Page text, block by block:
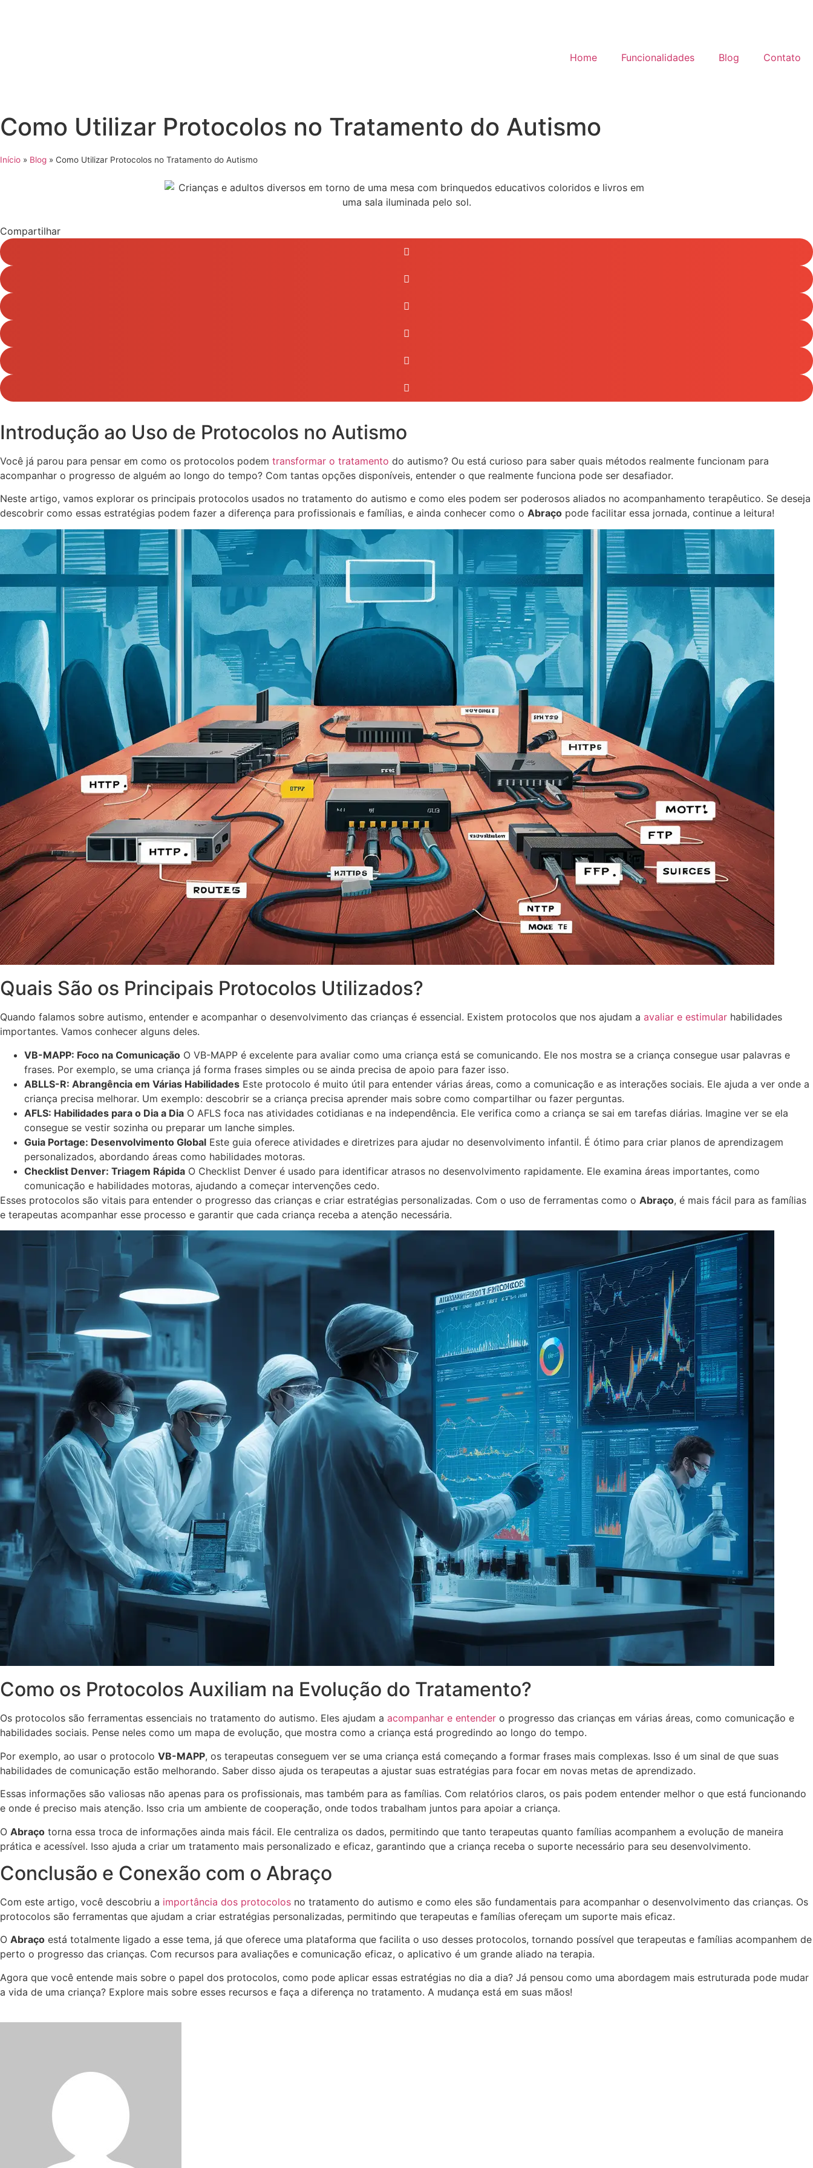
Home Funcionalidades Blog Contato
Como Utilizar Protocolos no Tratamento do Autismo
Início » Blog » Como Utilizar Protocolos no Tratamento do Autismo
Compartilhar
Introdução ao Uso de Protocolos no Autismo
Você já parou para pensar em como os protocolos podem transformar o tratamento do autismo? Ou está curioso para saber quais métodos realmente funcionam para
acompanhar o progresso de alguém ao longo do tempo? Com tantas opções disponíveis, entender o que realmente funciona pode ser desafiador.
Neste artigo, vamos explorar os principais protocolos usados no tratamento do autismo e como eles podem ser poderosos aliados no acompanhamento terapêutico. Se deseja
descobrir como essas estratégias podem fazer a diferença para profissionais e famílias, e ainda conhecer como o Abraço pode facilitar essa jornada, continue a leitura!
Quais São os Principais Protocolos Utilizados?
Quando falamos sobre autismo, entender e acompanhar o desenvolvimento das crianças é essencial. Existem protocolos que nos ajudam a avaliar e estimular habilidades
importantes. Vamos conhecer alguns deles.
VB-MAPP: Foco na Comunicação O VB-MAPP é excelente para avaliar como uma criança está se comunicando. Ele nos mostra se a criança consegue usar palavras e
frases. Por exemplo, se uma criança já forma frases simples ou se ainda precisa de apoio para fazer isso.
ABLLS-R: Abrangência em Várias Habilidades Este protocolo é muito útil para entender várias áreas, como a comunicação e as interações sociais. Ele ajuda a ver onde a
criança precisa melhorar. Um exemplo: descobrir se a criança precisa aprender mais sobre como compartilhar ou fazer perguntas.
AFLS: Habilidades para o Dia a Dia O AFLS foca nas atividades cotidianas e na independência. Ele verifica como a criança se sai em tarefas diárias. Imagine ver se ela
consegue se vestir sozinha ou preparar um lanche simples.
Guia Portage: Desenvolvimento Global Este guia oferece atividades e diretrizes para ajudar no desenvolvimento infantil. É ótimo para criar planos de aprendizagem
personalizados, abordando áreas como habilidades motoras.
Checklist Denver: Triagem Rápida O Checklist Denver é usado para identificar atrasos no desenvolvimento rapidamente. Ele examina áreas importantes, como
comunicação e habilidades motoras, ajudando a começar intervenções cedo.
Esses protocolos são vitais para entender o progresso das crianças e criar estratégias personalizadas. Com o uso de ferramentas como o Abraço, é mais fácil para as famílias
e terapeutas acompanhar esse processo e garantir que cada criança receba a atenção necessária.
Como os Protocolos Auxiliam na Evolução do Tratamento?
Os protocolos são ferramentas essenciais no tratamento do autismo. Eles ajudam a acompanhar e entender o progresso das crianças em várias áreas, como comunicação e
habilidades sociais. Pense neles como um mapa de evolução, que mostra como a criança está progredindo ao longo do tempo.
Por exemplo, ao usar o protocolo VB-MAPP, os terapeutas conseguem ver se uma criança está começando a formar frases mais complexas. Isso é um sinal de que suas
habilidades de comunicação estão melhorando. Saber disso ajuda os terapeutas a ajustar suas estratégias para focar em novas metas de aprendizado.
Essas informações são valiosas não apenas para os profissionais, mas também para as famílias. Com relatórios claros, os pais podem entender melhor o que está funcionando
e onde é preciso mais atenção. Isso cria um ambiente de cooperação, onde todos trabalham juntos para apoiar a criança.
O Abraço torna essa troca de informações ainda mais fácil. Ele centraliza os dados, permitindo que tanto terapeutas quanto famílias acompanhem a evolução de maneira
prática e acessível. Isso ajuda a criar um tratamento mais personalizado e eficaz, garantindo que a criança receba o suporte necessário para seu desenvolvimento.
Conclusão e Conexão com o Abraço
Com este artigo, você descobriu a importância dos protocolos no tratamento do autismo e como eles são fundamentais para acompanhar o desenvolvimento das crianças. Os
protocolos são ferramentas que ajudam a criar estratégias personalizadas, permitindo que terapeutas e famílias ofereçam um suporte mais eficaz.
O Abraço está totalmente ligado a esse tema, já que oferece uma plataforma que facilita o uso desses protocolos, tornando possível que terapeutas e famílias acompanhem de
perto o progresso das crianças. Com recursos para avaliações e comunicação eficaz, o aplicativo é um grande aliado na terapia.
Agora que você entende mais sobre o papel dos protocolos, como pode aplicar essas estratégias no dia a dia? Já pensou como uma abordagem mais estruturada pode mudar
a vida de uma criança? Explore mais sobre esses recursos e faça a diferença no tratamento. A mudança está em suas mãos!